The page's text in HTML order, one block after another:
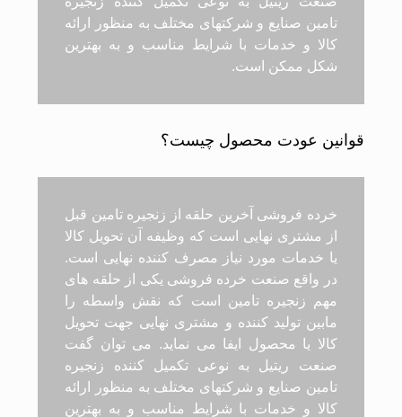
تامین صنایع و شرکتهای مختلف به منظور ارائه
کالا و خدمات با شرایط مناسب و به بهترین
شکل ممکن است.
قوانین عودت محصول چیست؟
خرده فروشی آخرین حلقه از زنجیره تامین قبل
از مشتری نهایی است که وظیفه آن تحویل کالا
یا خدمات مورد نیاز مصرف کننده نهایی است.
در واقع صنعت خرده فروشی یکی از حلقه های
مهم زنجیره تامین است که نقش واسطه را
مابین تولید کننده و مشتری نهایی جهت تحویل
کالا یا محصول ایفا می نماید. می توان گفت
صنعت ریتیل به نوعی تکمیل کننده زنجیره
تامین صنایع و شرکتهای مختلف به منظور ارائه
کالا و خدمات با شرایط مناسب و به بهترین